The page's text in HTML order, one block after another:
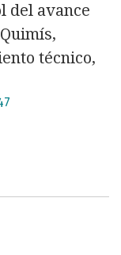
del avance
técnico,